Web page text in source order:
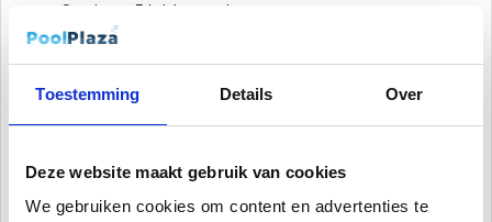
Toestemming Details Over
Deze website maakt gebruik van cookies
We gebruiken cookies om content en advertenties te
Goed voor 3 tot 6 maand
Complete set
toevoegen. Met een behandeling word onder andere micro
organismen en kalkafzettingen van de wanden en bodem
eenmaal aanschaffen en je bent klaar. Exacte duur is afhankelijk
van je spa/jacuzzi grootte.